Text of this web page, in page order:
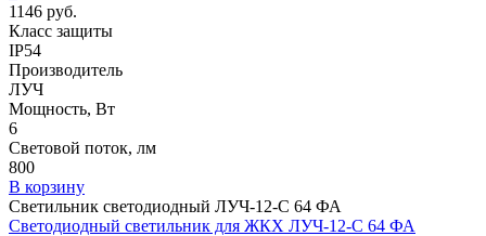
1146 руб.
Класс защиты
IP54
Производитель
ЛУЧ
Мощность, Вт
6
Световой поток, лм
800
В корзину
Светильник светодиодный ЛУЧ-12-С 64 ФА
Светодиодный светильник для ЖКХ ЛУЧ-12-С 64 ФА